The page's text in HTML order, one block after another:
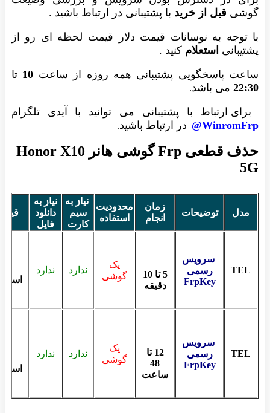
گوشی قبل از خرید با پشتیبانی در ارتباط باشید .
با توجه به نوسانات قیمت دلار قیمت لحظه ای رو از
پشتیبانی استعلام کنید .
ساعت پاسخگویی پشتیبانی همه روزه از ساعت 10 تا
22:30می باشد.
برای ارتباط با پشتیبانی می توانید با آیدی تلگرام
WinromFrp@
در ارتباط باشید.
حذف قطعی Frp گوشی هانر Honor X10
5G
مدل توضیحات
زمان
انجام
محدودیت
استفاده
نیاز به
سیم
کارت
نیاز به
دانلود
فایل
TEL
سرویس
رسمی
FrpKey
5 تا 10
دقیقه
یک
گوشی
ندارد
ندارد
TEL
سرویس
رسمی
FrpKey
12 تا
48
ساعت
یک
گوشی
ندارد
ندارد